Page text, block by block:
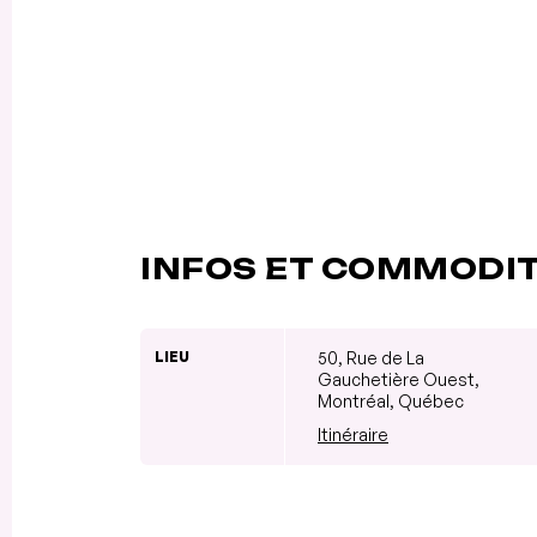
INFOS ET
LIEU
50, Rue de La
Gauchetière Ouest,
Montréal, Québec
Itinéraire